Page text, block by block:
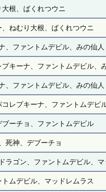
根、ばくれつウニ
ねむり大根、ばくれつウニ
、ファントムデビル、みの仙人
キーナ、ファントムデビル、
、ファントムデビル、みの仙人
レプキーナ、ファントムデビ
ーチョ、ファントムデビル
死神、デブーチョ
ラゴン、ファントムデビル、
ムデビル、マッドレムラス